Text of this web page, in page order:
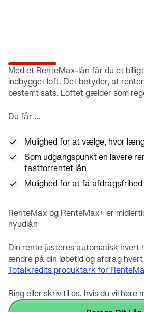
Med et RenteMax-lån får du et
indbygget loft. Det betyder, at
bestemt sats. Loftet gælder som
Du får …
Mulighed for at vælge, hvor
Som udgangspunkt en lavere
fastforrentet lån
Mulighed for at få afdragsfrihed
RenteMax og RenteMax+ er
nyudlån
Din rente justeres automatisk hvert
ændre på din løbetid og afdrag
Totalkredits produktark for
Ring eller skriv til os, hvis du vil høre